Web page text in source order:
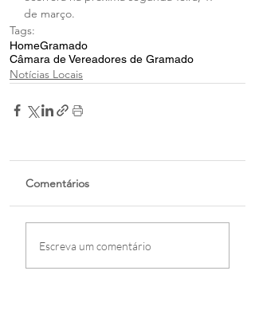
de março.
Tags:
HomeGramado
Câmara de Vereadores de Gramado
Notícias Locais
Comentários
Escreva um comentário